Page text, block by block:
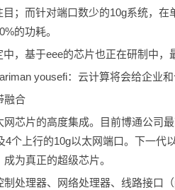
；而针对端口数少的10g系统，
的功耗。
，基于eee的芯片也正在研制中，
yousefi：云计算将会给企业
融合
芯片的高度集成。目前博通公司
4个上行的10g以太网端口。下一代
为真正的超级芯片。
处理器、网络处理器、线路接口